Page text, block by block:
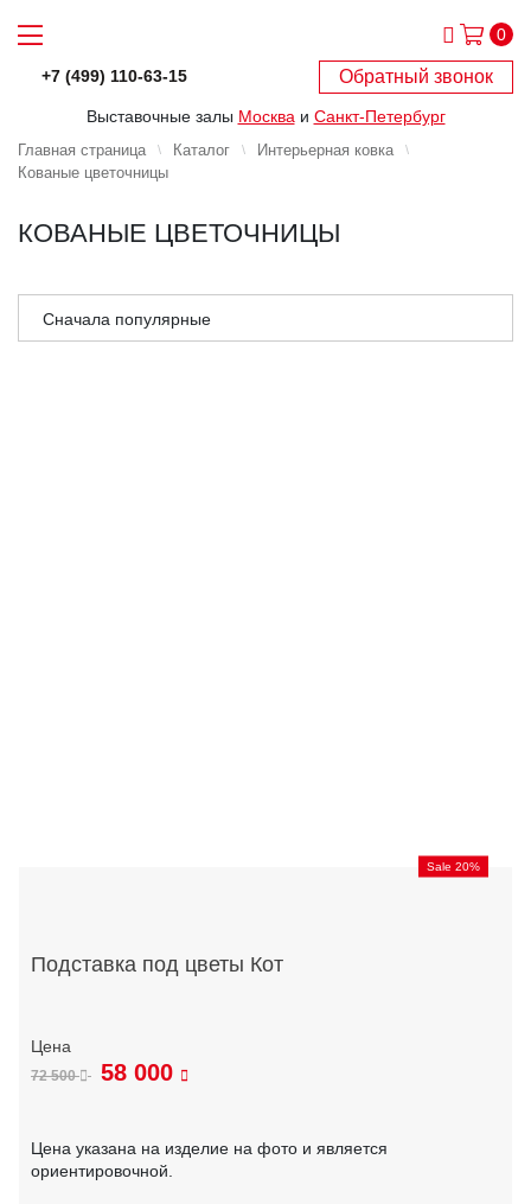
0
+7 (499) 110-63-15 Обратный звонок
Выставочные залы Москва и Санкт-Петербург
Главная страница Каталог
Интерьерная ковка
Кованые цветочницы
КОВАНЫЕ ЦВЕТОЧНИЦЫ
Сначала популярные
Sale 20%
Подставка под цветы Кот
72 500 58 000
Цена указана на изделие на фото и является
ориентировочной.